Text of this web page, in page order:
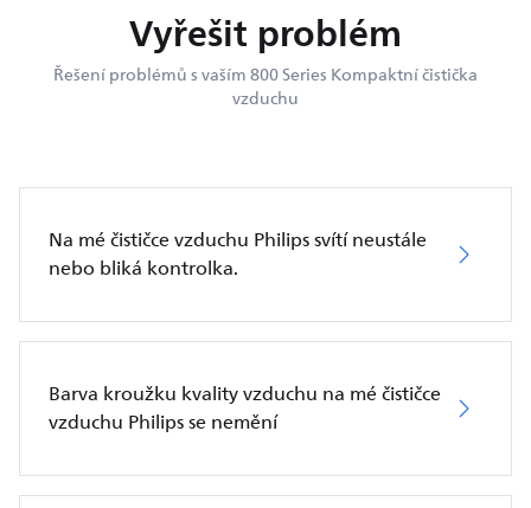
Vyřešit problém
Řešení problémů s vaším 800 Series Kompaktní čistička
vzduchu
Na mé čističce vzduchu Philips svítí neustále
nebo bliká kontrolka.
Barva kroužku kvality vzduchu na mé čističce
vzduchu Philips se nemění